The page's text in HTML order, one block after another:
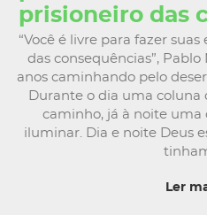
prisioneiro das
“Você é livre para fazer
das consequências”,
anos caminhando pelo
Durante o dia uma coluna
caminho, já à noite uma
iluminar. Dia e noite Deus
Ler